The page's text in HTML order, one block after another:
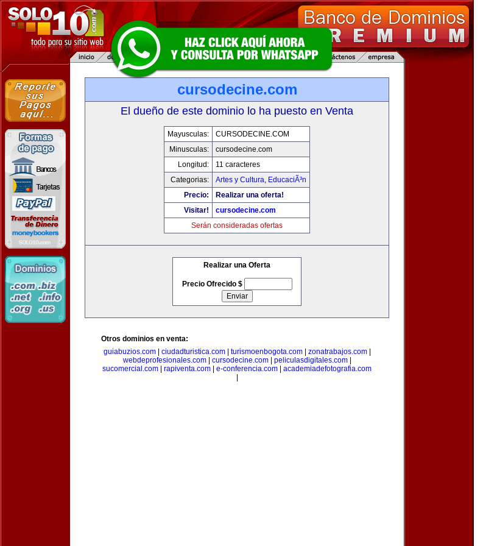
cursodecine.com
El dueño de este dominio lo ha puesto en Venta
Mayusculas:
CURSODECINE.COM
Minusculas:
cursodecine.com
Longitud:
11 caracteres
Categorias:
Artes y Cultura, EducaciÃ³n
Precio:
Realizar una oferta!
Visitar!
cursodecine.com
Serán consideradas ofertas
Realizar una Oferta
Precio Ofrecido $
Otros dominios en venta:
guiabuzios.com| ciudadturistica.com| turismoenbogota.com| zonatrabajos.com|
webdeprofesionales.com| cursodecine.com| peliculasdigitales.com|
sucomercial.com
rapiventa.com e-conferencia.com
academiadefotografia.com